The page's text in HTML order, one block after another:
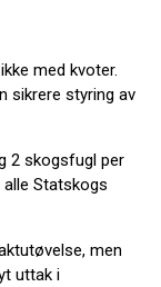
med kvoter.
sikrere styring av
2 skogsfugl per
Statskogs
men
uttak i